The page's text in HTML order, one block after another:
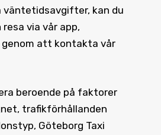
väntetidsavgifter, kan du
via vår app,
genom att kontakta vår
beroende på faktorer
trafikförhållanden
Göteborg Taxi